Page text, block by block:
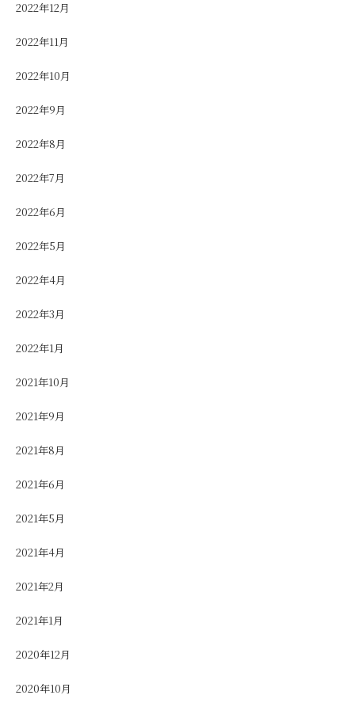
2022年12月
2022年11月
2022年10月
2022年9月
2022年8月
2022年7月
2022年6月
2022年5月
2022年4月
2022年3月
2022年1月
2021年10月
2021年9月
2021年8月
2021年6月
2021年5月
2021年4月
2021年2月
2021年1月
2020年12月
2020年10月